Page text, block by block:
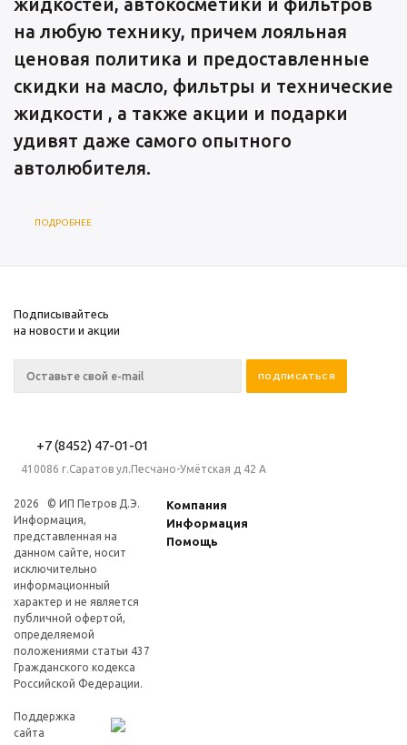
жидкостей, автокосметики и фильтров
на любую технику, причем лояльная
ценовая политика и предоставленные
скидки на масло, фильтры и технические
жидкости , а также акции и подарки
удивят даже самого опытного
автолюбителя.
ПОДРОБНЕЕ
Подписывайтесь
на новости и акции
+7 (8452) 47-01-01
410086 г.Саратов ул.Песчано-Умётская д 42 А
2026 © ИП Петров Д.Э.
Информация,
представленная на
данном сайте, носит
исключительно
информационный
характер и не является
публичной офертой,
определяемой
положениями статьи 437
Гражданского кодекса
Российской Федерации.
Поддержка
сайта
Компания
Информация
Помощь